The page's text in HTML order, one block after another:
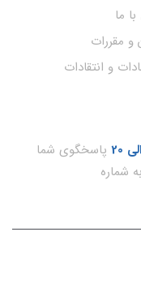
ما
و مقررات
و انتقادات
پاسخگوی شما
شماره